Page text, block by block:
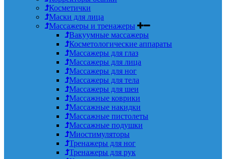
Косметички
Маски для лица
Массажеры и тренажеры
Вакуумные массажеры
Косметологические аппараты
Массажеры для глаз
Массажеры для лица
Массажеры для ног
Массажеры для тела
Массажеры для шеи
Массажные коврики
Массажные накидки
Массажные пистолеты
Массажные подушки
Миостимуляторы
Тренажеры для ног
Тренажеры для рук